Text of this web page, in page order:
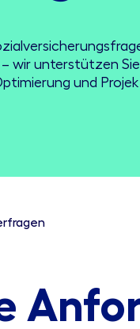
wir unterstützen Sie
und